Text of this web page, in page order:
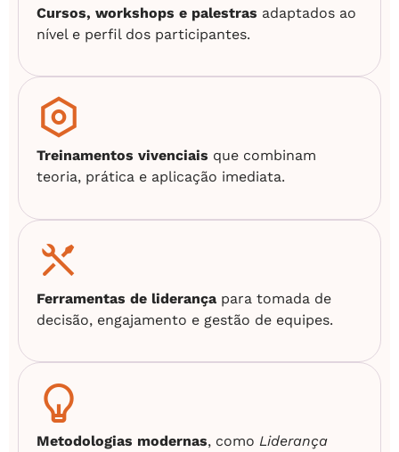
Cursos, workshops e palestras adaptados ao
nível e perfil dos participantes.
Treinamentos vivenciais que combinam
teoria, prática e aplicação imediata.
Ferramentas de liderança para tomada de
decisão, engajamento e gestão de equipes.
Metodologias modernas, como Liderança